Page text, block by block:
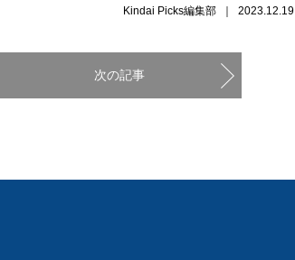
Kindai Picks編集部 ｜ 2023.12.19
次の記事